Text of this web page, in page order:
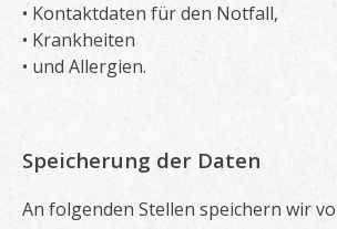
• Kontaktdaten für den Notfall,
• Krankheiten
• und Allergien.
Speicherung der Daten
An folgenden Stellen speichern wir